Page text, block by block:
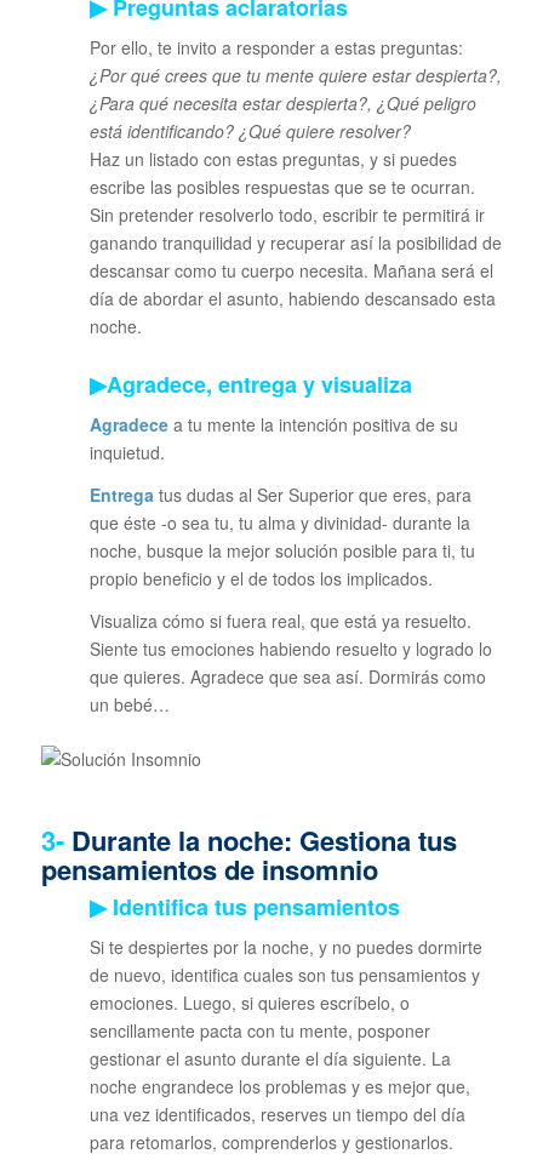
▶ Preguntas aclaratorias
Por ello, te invito a responder a estas preguntas:
¿Por qué crees que tu mente quiere estar despierta?,
¿Para qué necesita estar despierta?, ¿Qué peligro
está identificando? ¿Qué quiere resolver?
Haz un listado con estas preguntas, y si puedes
escribe las posibles respuestas que se te ocurran.
Sin pretender resolverlo todo, escribir te permitirá ir
ganando tranquilidad y recuperar así la posibilidad de
descansar como tu cuerpo necesita. Mañana será el
día de abordar el asunto, habiendo descansado esta
noche.
▶Agradece, entrega y visualiza
Agradecea tu mente la intención positiva de su
inquietud.
Entregatus dudas al Ser Superior que eres, para
que éste -o sea tu, tu alma y divinidad- durante la
noche, busque la mejor solución posible para ti, tu
propio beneficio y el de todos los implicados.
Visualiza cómo si fuera real, que está ya resuelto.
Siente tus emociones habiendo resuelto y logrado lo
que quieres. Agradece que sea así. Dormirás como
un bebé…
3- Durante la noche: Gestiona tus
pensamientos de insomnio
▶ Identifica tus pensamientos
Si te despiertes por la noche, y no puedes dormirte
de nuevo, identifica cuales son tus pensamientos y
emociones. Luego, si quieres escríbelo, o
sencillamente pacta con tu mente, posponer
gestionar el asunto durante el día siguiente. La
noche engrandece los problemas y es mejor que,
una vez identificados, reserves un tiempo del día
para retomarlos, comprenderlos y gestionarlos.